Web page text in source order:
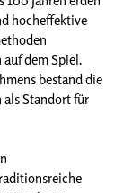
hocheffektive
dem Spiel.
bestand die
als Standort für